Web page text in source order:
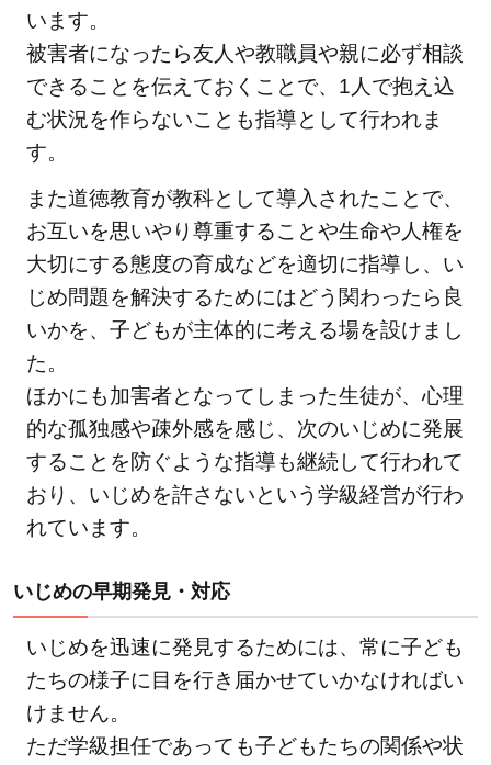
います。
被害者になったら友人や教職員や親に必ず相談
できることを伝えておくことで、1人で抱え込
む状況を作らないことも指導として行われま
す。
また道徳教育が教科として導入されたことで、
お互いを思いやり尊重することや生命や人権を
大切にする態度の育成などを適切に指導し、い
じめ問題を解決するためにはどう関わったら良
いかを、子どもが主体的に考える場を設けまし
た。
ほかにも加害者となってしまった生徒が、心理
的な孤独感や疎外感を感じ、次のいじめに発展
することを防ぐような指導も継続して行われて
おり、いじめを許さないという学級経営が行わ
れています。
いじめの早期発見・対応
いじめを迅速に発見するためには、常に子ども
たちの様子に目を行き届かせていかなければい
けません。
ただ学級担任であっても子どもたちの関係や状